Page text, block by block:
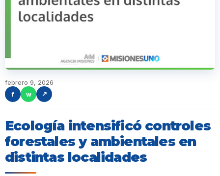
febrero 9, 2026
f
w ↗
Ecología intensificó controles
forestales y ambientales en
distintas localidades